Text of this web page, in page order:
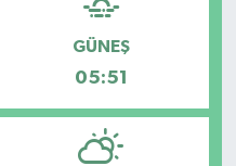
GÜNEŞ
05:51